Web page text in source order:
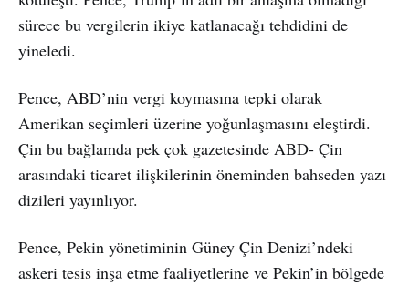
sürece bu vergilerin ikiye katlanacağı tehdidini de
yineledi.
Pence, ABD’nin vergi koymasına tepki olarak
Amerikan seçimleri üzerine yoğunlaşmasını eleştirdi.
Çin bu bağlamda pek çok gazetesinde ABD- Çin
arasındaki ticaret ilişkilerinin öneminden bahseden yazı
dizileri yayınlıyor.
Pence, Pekin yönetiminin Güney Çin Denizi’ndeki
askeri tesis inşa etme faaliyetlerine ve Pekin’in bölgede